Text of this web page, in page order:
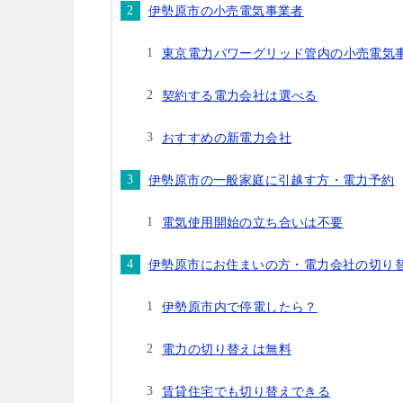
伊勢原市の小売電気事業者
東京電力パワーグリッド管内の小売電気
契約する電力会社は選べる
おすすめの新電力会社
伊勢原市の一般家庭に引越す方・電力予約
電気使用開始の立ち合いは不要
伊勢原市にお住まいの方・電力会社の切り
伊勢原市内で停電したら？
電力の切り替えは無料
賃貸住宅でも切り替えできる